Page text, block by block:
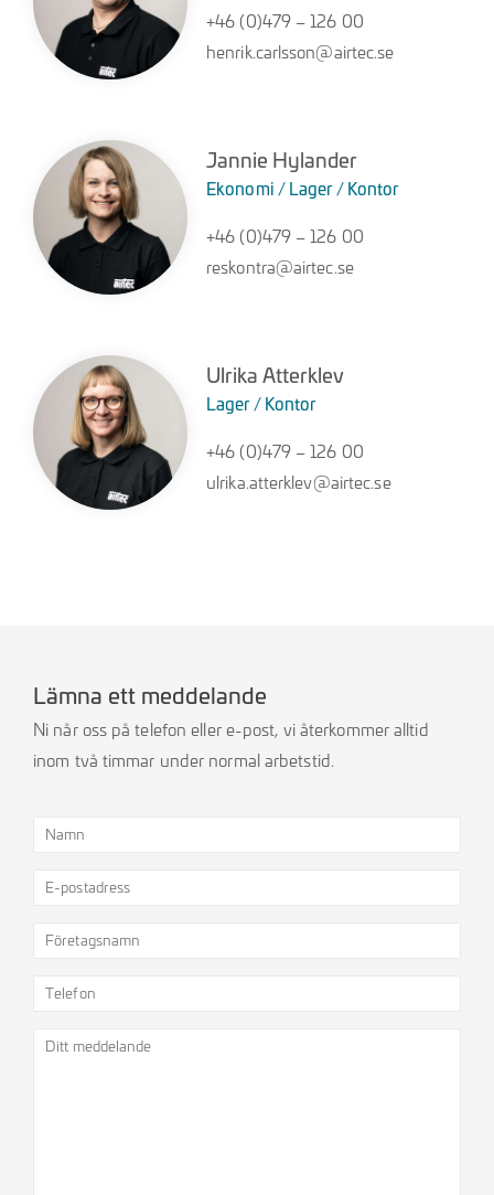
+46 (0)479 – 126 00
henrik.carlsson@airtec.se
Jannie Hylander
Ekonomi / Lager / Kontor
+46 (0)479 – 126 00
reskontra@airtec.se
Ulrika Atterklev
Lager / Kontor
+46 (0)479 – 126 00
ulrika.atterklev@airtec.se
Lämna ett meddelande
Ni når oss på telefon eller e-post, vi återkommer alltid
inom två timmar under normal arbetstid.